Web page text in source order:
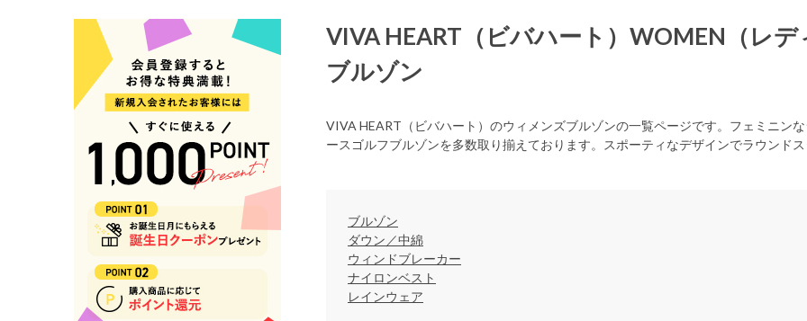
ブルゾン
VIVA HEART （ビバハート） WOMEN （レ
VIVA HEART（ビバハート）のウィメンズブルゾンの一覧ページです。フェミニン
ースゴルフブルゾンを多数取り揃えております。スポーティなデザインでラウンド
ブルゾン
ダウン／中綿
ウィンドブレーカー
ナイロンベスト
レインウェア